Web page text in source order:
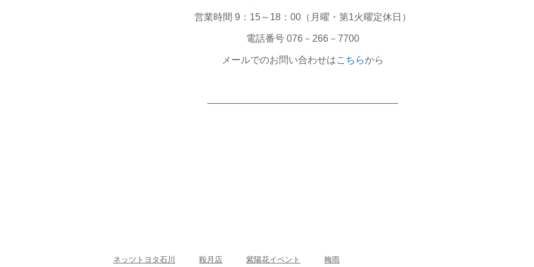
営業時間 9：15～18：00（月曜・第1火曜定休日）
電話番号 076－266－7700
メールでのお問い合わせはこちらから
――――――――――――――――――――
ネッツトヨタ石川 鞍月店 紫陽花イベント 梅雨